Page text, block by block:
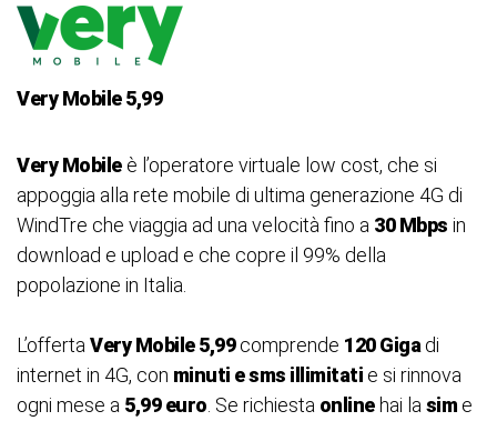
Very Mobile 5,99
Very Mobileè l’operatore virtuale low cost, che si
appoggia alla rete mobile di ultima generazione 4G di
WindTre che viaggia ad una velocità fino a 30 Mbps in
download e upload e che copre il 99% della
popolazione in Italia.
L’offerta Very Mobile 5,99comprende 120 Giga di
internet in 4G, con minuti e sms illimitati e si rinnova
ogni mese a 5,99 euro . Se richiesta onlinehai la sim e